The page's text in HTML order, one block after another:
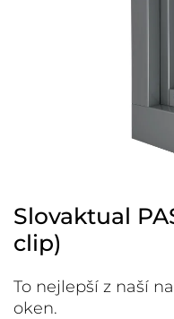
Slovaktual
clip)
To nejlepší z naší
oken.